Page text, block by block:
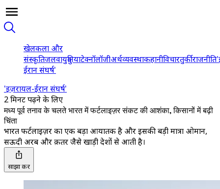
खेलकला और
संस्कृतिजलवायुदुनियाटेक्नॉलॉजीअर्थव्यवस्थाकहानीविचारतुर्कीराजनीति
ईरान संघर्ष'
'इज़रायल-ईरान संघर्ष'
2 मिनट पढ़ने के लिए
मध्य पूर्व तनाव के चलते भारत में फर्टलाइज़र संकट की आशंका, किसानों में बढ़ी
चिंता
भारत फर्टलाइज़र का एक बड़ा आयातक है और इसकी बड़ी मात्रा ओमान,
सऊदी अरब और क़तर जैसे खाड़ी देशों से आती है।
साझा करें